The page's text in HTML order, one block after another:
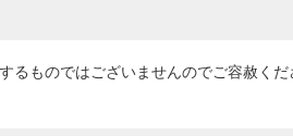
るものではございませんのでご容赦く